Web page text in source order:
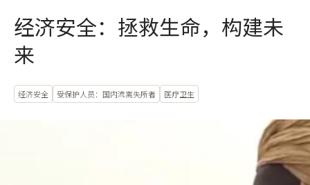
经济安全：拯救生命，构建未
来
经济安全 受保护人员：国内流离失所者 医疗卫生